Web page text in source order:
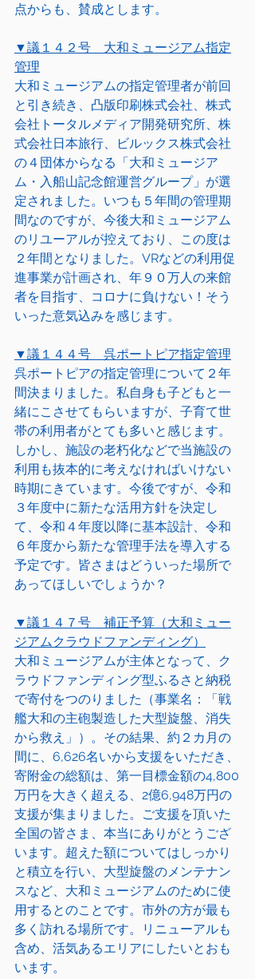
点からも、賛成とします。
▼議１４２号　大和ミュージアム指定
管理
大和ミュージアムの指定管理者が前回
と引き続き、凸版印刷株式会社、株式
会社トータルメディア開発研究所、株
式会社日本旅行、ビルックス株式会社
の４団体からなる「大和ミュージア
ム・入船山記念館運営グループ」が選
定されました。いつも５年間の管理期
間なのですが、今後大和ミュージアム
のリユーアルが控えており、この度は
２年間となりました。VRなどの利用促
進事業が計画され、年９０万人の来館
者を目指す、コロナに負けない！そう
いった意気込みを感じます。
▼議１４４号　呉ポートピア指定管理
呉ポートピアの指定管理について２年
間決まりました。私自身も子どもと一
緒にこさせてもらいますが、子育て世
帯の利用者がとても多いと感じます。
しかし、施設の老朽化などで当施設の
利用も抜本的に考えなければいけない
時期にきています。今後ですが、令和
３年度中に新たな活用方針を決定し
て、令和４年度以降に基本設計、令和
６年度から新たな管理手法を導入する
予定です。皆さまはどういった場所で
あってほしいでしょうか？
▼議１４７号　補正予算（大和ミュー
ジアムクラウドファンディング）
大和ミュージアムが主体となって、ク
ラウドファンディング型ふるさと納税
で寄付をつのりました（事業名：「戦
艦大和の主砲製造した大型旋盤、消失
から救え」）。その結果、約２カ月の
間に、6,626名いから支援をいただき、
寄附金の総額は、第一目標金額の4,800
万円を大きく超える、2億6,948万円の
支援が集まりました。ご支援を頂いた
全国の皆さま、本当にありがとうござ
います。超えた額についてはしっかり
と積立を行い、大型旋盤のメンテナン
スなど、大和ミュージアムのために使
用するとのことです。市外の方が最も
多く訪れる場所です。リニューアルも
含め、活気あるエリアにしたいとおも
います。